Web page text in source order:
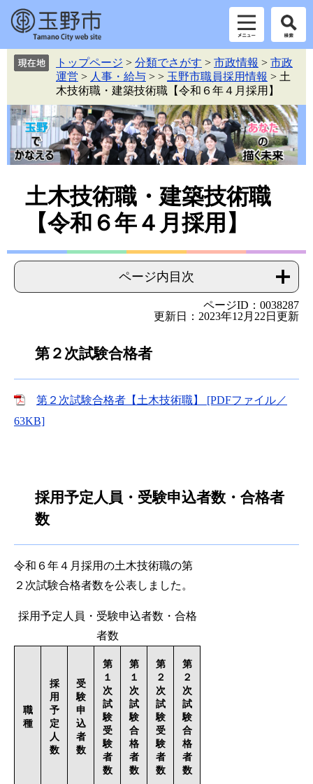
先
す。
を
し
トップページ > 分類でさがす > 市政情報 > 市政
運営 > 人事・給与 > > 玉野市職員採用情報 > 土
木技術職・建築技術職【令和６年４月採用】
土木技術職・建築技術職
【令和６年４月採用】
ページ内目次
ページID：0038287
更新日：2023年12月22日更新
第２次試験合格者
第２次試験合格者【土木技術職】 [PDFファイル／
63KB]
採用予定人員・受験申込者数・合格者
数
令和６年４月採用の土木技術職の第
２次試験合格者数を公表しました。
採用予定人員・受験申込者数・合格
者数
職
種
採
用
予
定
人
数
受
験
申
込
者
数
第
１
次
試
験
受
験
者
数
第
１
次
試
験
合
格
者
数
第
２
次
試
験
受
験
者
数
第
２
次
試
験
合
格
者
数